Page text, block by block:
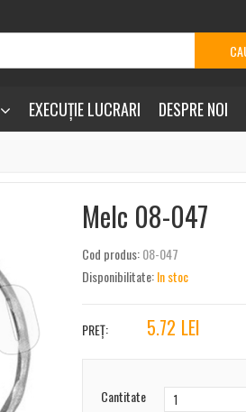
EXECUȚIE LUCRARI DESPRE NOI
Melc 08-047
Cod produs:08-047
Disponibilitate:In stoc
PREȚ: 5.72 LEI
Cantitate